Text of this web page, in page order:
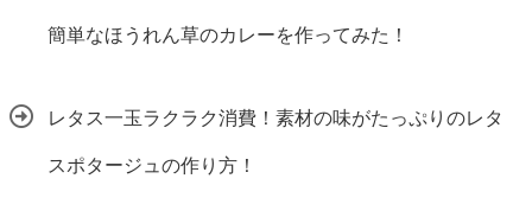
簡単なほうれん草のカレーを作ってみた！
レタス一玉ラクラク消費！素材の味がたっぷりのレタ
スポタージュの作り方！